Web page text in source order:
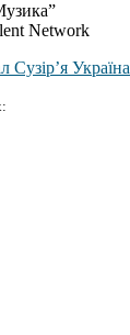
Network
Сузір’я Україна